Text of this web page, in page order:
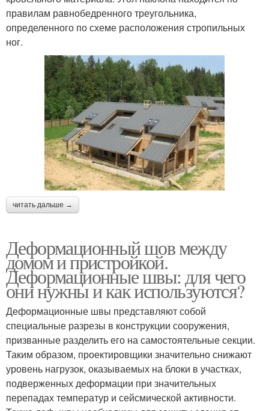
правилам равнобедренного треугольника,
определенного по схеме расположения стропильных
ног.
читать дальше →
Деформационный шов между
домом и пристройкой.
Деформационные швы: для чего
они нужны и как используются?
Деформационные швы представляют собой
специальные разрезы в конструкции сооружения,
призванные разделить его на самостоятельные секции.
Таким образом, проектировщики значительно снижают
уровень нагрузок, оказываемых на блоки в участках,
подверженных деформации при значительных
перепадах температур и сейсмической активности.